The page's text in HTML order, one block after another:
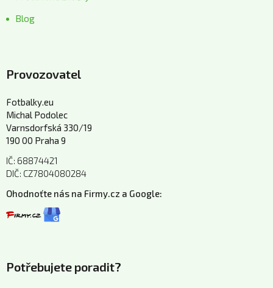
Blog
Provozovatel
Fotbalky.eu
Michal Podolec
Varnsdorfská 330/19
190 00 Praha 9
IČ: 68874421
DIČ: CZ7804080284
Ohodnoťte nás na Firmy.cz a Google:
Potřebujete poradit?